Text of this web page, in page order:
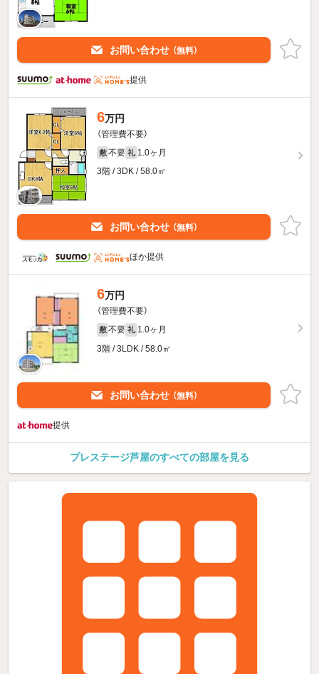
お問い合わせ （無料）
提供
6万円
（管理費不要）
敷 不要 礼 1.0ヶ月
3階 / 3DK / 58.0㎡
お問い合わせ （無料）
ほか提供
6万円
（管理費不要）
敷 不要 礼 1.0ヶ月
3階 / 3LDK / 58.0㎡
お問い合わせ （無料）
提供
プレステージ芦屋のすべての部屋を見る